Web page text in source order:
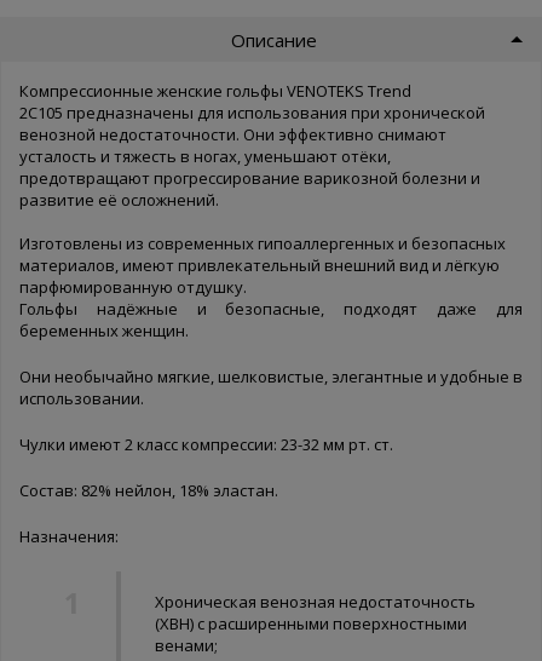
Описание
Компрессионные женские гольфы VENOTEKS Trend
2С105 предназначены для использования при хронической
венозной недостаточности. Они эффективно снимают
усталость и тяжесть в ногах, уменьшают отёки,
предотвращают прогрессирование варикозной болезни и
развитие её осложнений.
Изготовлены из современных гипоаллергенных и безопасных
материалов, имеют привлекательный внешний вид и лёгкую
парфюмированную отдушку.
Гольфы надёжные и безопасные, подходят даже для
беременных женщин.
Они необычайно мягкие, шелковистые, элегантные и удобные в
использовании.
Чулки имеют 2 класс компрессии: 23-32 мм рт. ст.
Состав: 82% нейлон, 18% эластан.
Назначения:
Хроническая венозная недостаточность
(ХВН) с расширенными поверхностными
венами;